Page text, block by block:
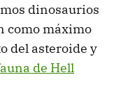
dinosaurios
como máximo
del asteroide y
de Hell